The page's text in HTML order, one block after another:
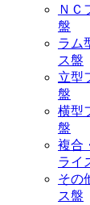
ＮＣ
盤
ラム
ス盤
立型
盤
横型
盤
複合
ライ
その
ス盤